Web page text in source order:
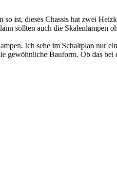
ist, dieses Chassis hat zwei
sollten auch die Skalenlampen
Ich sehe im Schaltplan nur
gewöhnliche Bauform. Ob das bei